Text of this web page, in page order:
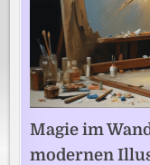
Magie im
modernen